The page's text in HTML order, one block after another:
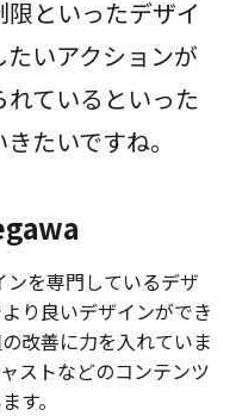
といったデザイ
いアクションが
ているといった
たいですね。
を専門しているデザ
り良いデザインができ
改善に力を入れていま
ストなどのコンテンツ
す。